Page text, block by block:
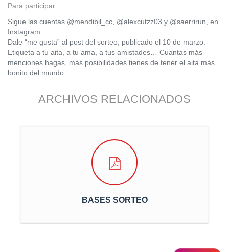
Para participar:
Sigue las cuentas @mendibil_cc, @alexcutzz03 y @saerrirun, en
Instagram.
Dale “me gusta” al post del sorteo, publicado el 10 de marzo.
Etiqueta a tu aita, a tu ama, a tus amistades… Cuantas más
menciones hagas, más posibilidades tienes de tener el aita más
bonito del mundo.
ARCHIVOS RELACIONADOS
BASES SORTEO